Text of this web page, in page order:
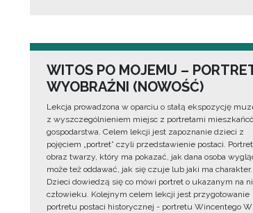
WITOS PO MOJEMU –
WYOBRAŹNI (NOWOŚĆ)
Lekcja prowadzona w oparciu o stałą ekspozycję
z wyszczególnieniem miejsc z portretami
gospodarstwa. Celem lekcji jest zapoznanie dzieci z
pojęciem „portret” czyli przedstawienie postaci.
obraz twarzy, który ma pokazać, jak dana osoba
może też oddawać, jak się czuje lub jaki ma charakter.
Dzieci dowiedzą się co mówi portret o ukazanym na
człowieku. Kolejnym celem lekcji jest przygotowanie
portretu postaci historycznej - portretu Wincentego